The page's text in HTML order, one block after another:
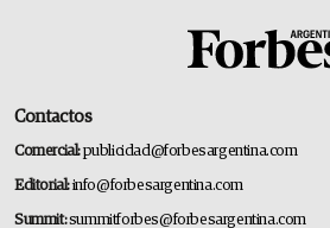
Contactos
Comercial:publicidad@forbesargentina.com
Editorial:info@forbesargentina.com
Summit:summitforbes@forbesargentina.com